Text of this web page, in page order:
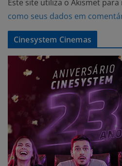
Este site utiliza o Akismet
como seus dados em
Cinesystem Cinemas